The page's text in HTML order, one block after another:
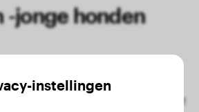
-jonge honden
uw Bearded Collie-puppy
Met onze speciale
kunt u het eindgewicht van het
instellingen